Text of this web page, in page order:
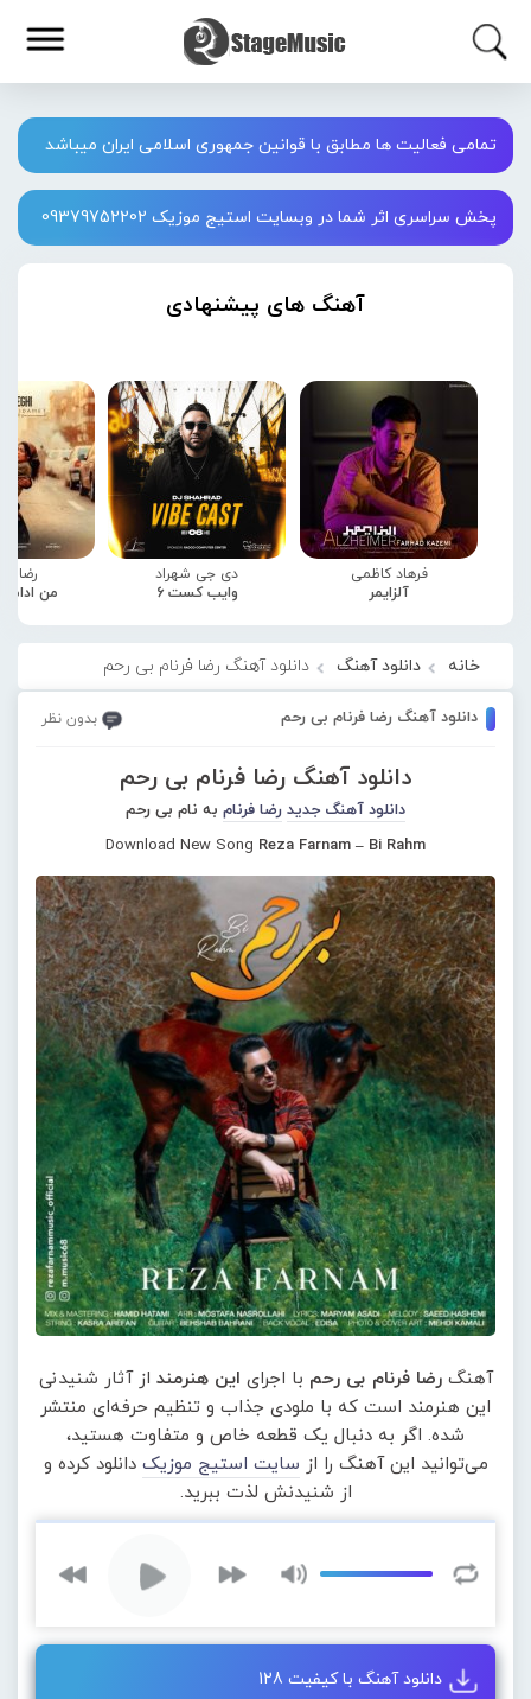
تمامی فعالیت ها مطابق با قوانین جمهوری اسلامی ایران میباشد
پخش سراسری اثر شما در وبسایت استیج موزیک 09379752202
آهنگ های پیشنهادی
فرهاد کاظمی
آلزایمر
دی جی شهراد
وایب کست 6
رضا
من
خانه دانلود آهنگ دانلود آهنگ رضا فرنام بی رحم
دانلود آهنگ رضا فرنام بی رحم بدون نظر
دانلود آهنگ رضا فرنام بی رحم
دانلود آهنگ جدید رضا فرنام به نام بی رحم
Download New Song Reza Farnam – Bi Rahm
آهنگرضا فرنام بی رحم با اجرای این هنرمند از آثار شنیدنی
این هنرمند است که با ملودی جذاب و تنظیم حرفه‌ای منتشر
شده. اگر به دنبال یک قطعه خاص و متفاوت هستید،
می‌توانید این آهنگ را از سایت استیج موزیک دانلود کرده و
از شنیدنش لذت ببرید.
دانلود آهنگ با کیفیت 128